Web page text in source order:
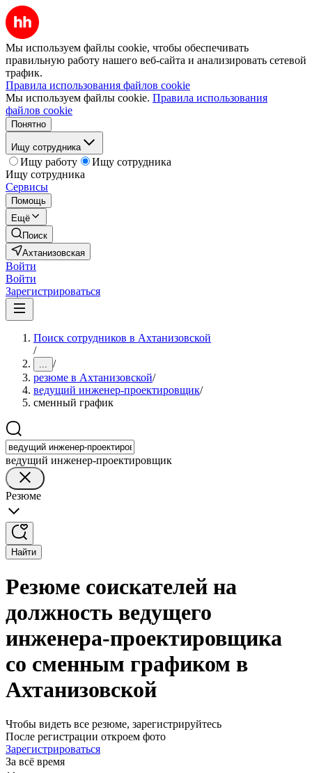
Мы используем файлы cookie, чтобы обеспечивать
правильную работу нашего веб-сайта и анализировать сетевой
трафик.
Правила использования файлов cookie
Мы используем файлы cookie. Правила использования
файлов cookie
Понятно
Ищу сотрудника
Ищу работу
Ищу сотрудника
Ищу сотрудника
Сервисы
Помощь
Ещё
Поиск
Ахтанизовская
Войти
Войти
Зарегистрироваться
Поиск сотрудников в Ахтанизовской
/
... /
резюме в Ахтанизовской/
ведущий инженер-проектировщик/
сменный график
ведущий инженер-проектировщик
Резюме
Найти
Резюме соискателей на
должность ведущего
инженера-проектировщика
со сменным графиком в
Ахтанизовской
Чтобы видеть все резюме, зарегистрируйтесь
После регистрации откроем фото
Зарегистрироваться
За всё время